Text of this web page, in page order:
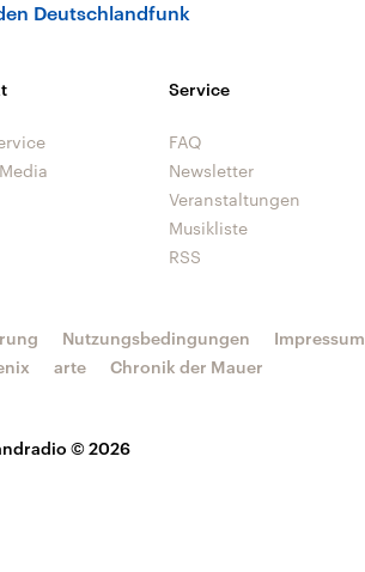
Deutschlandfunk
Service
FAQ
Newsletter
Veranstaltungen
Musikliste
RSS
© 2026
Nutzungsbedingungen
Impressum
arte Chronik der Mauer